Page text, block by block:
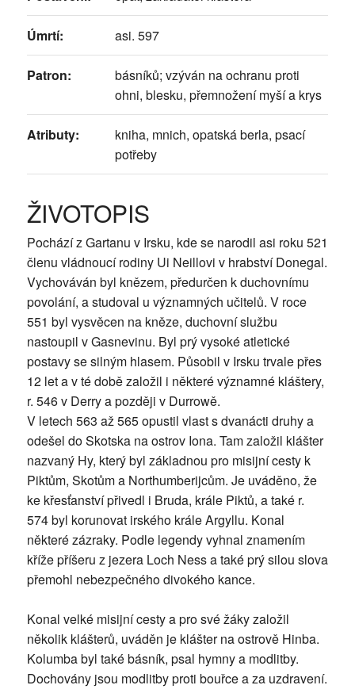
Úmrtí: asi. 597
Patron:
básníků; vzýván na ochranu proti
ohni, blesku, přemnožení myší a krys
Atributy:
kniha, mnich, opatská berla, psací
potřeby
ŽIVOTOPIS
Pochází z Gartanu v Irsku, kde se narodil asi roku 521
členu vládnoucí rodiny Ui Neillovi v hrabství Donegal.
Vychováván byl knězem, předurčen k duchovnímu
povolání, a studoval u významných učitelů. V roce
551 byl vysvěcen na kněze, duchovní službu
nastoupil v Gasnevinu. Byl prý vysoké atletické
postavy se silným hlasem. Působil v Irsku trvale přes
12 let a v té době založil i některé významné kláštery,
r. 546 v Derry a později v Durrowě.
V letech 563 až 565 opustil vlast s dvanácti druhy a
odešel do Skotska na ostrov Iona. Tam založil klášter
nazvaný Hy, který byl základnou pro misijní cesty k
Piktům, Skotům a Northumberijcům. Je uváděno, že
ke křesťanství přivedl i Bruda, krále Piktů, a také r.
574 byl korunovat irského krále Argyllu. Konal
některé zázraky. Podle legendy vyhnal znamením
kříže příšeru z jezera Loch Ness a také prý silou slova
přemohl nebezpečného divokého kance.
Konal velké misijní cesty a pro své žáky založil
několik klášterů, uváděn je klášter na ostrově Hinba.
Kolumba byl také básník, psal hymny a modlitby.
Dochovány jsou modlitby proti bouřce a za uzdravení.